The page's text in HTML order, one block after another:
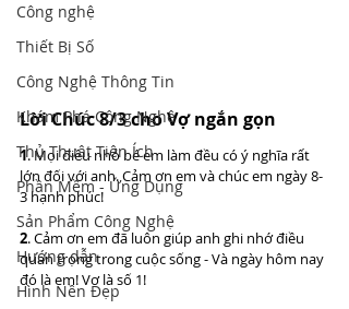
Công nghệ
Thiết Bị Số
Công Nghệ Thông Tin
Khám Phá Công Nghệ
Thủ Thuật Tiện Ích
Phần Mềm - Ứng Dụng
Sản Phẩm Công Nghệ
Hướng dẫn
Hình Nền Đẹp
Lời Chúc 8/3 cho Vợ ngắn gọn
1. Mọi điều nhỏ bé em làm đều có ý nghĩa rất
lớn đối với anh. Cảm ơn em và chúc em ngày 8-
3 hạnh phúc!
2. Cảm ơn em đã luôn giúp anh ghi nhớ điều
quan trọng trong cuộc sống - Và ngày hôm nay
đó là em! Vợ là số 1!